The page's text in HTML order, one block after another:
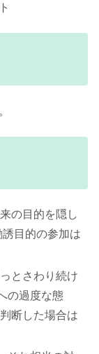
の目的を隠し
目的の参加は
とさわり続け
の過度な態
断した場合は